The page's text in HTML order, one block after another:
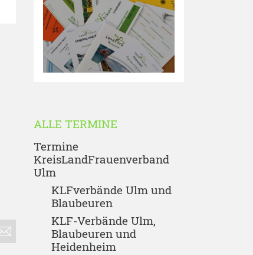
ALLE TERMINE
Termine
KreisLandFrauenverband
Ulm
KLFverbände Ulm und
Blaubeuren
KLF-Verbände Ulm,
Blaubeuren und
Heidenheim